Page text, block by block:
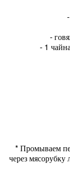
-
- 1
* Промываем
через